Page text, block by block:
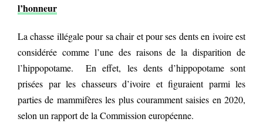
l’honneur
La chasse illégale pour sa chair et pour ses dents en ivoire est
considérée comme l’une des raisons de la disparition de
l’hippopotame. En effet, les dents d’hippopotame sont
prisées par les chasseurs d’ivoire et figuraient parmi les
parties de mammifères les plus couramment saisies en 2020,
selon un rapport de la Commission européenne.